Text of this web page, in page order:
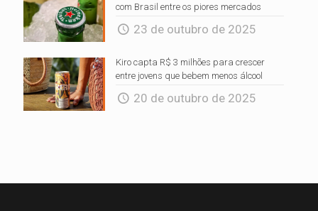
com Brasil entre os piores mercados
23 de outubro de 2025
Kiro capta R$ 3 milhões para crescer
entre jovens que bebem menos álcool
20 de outubro de 2025